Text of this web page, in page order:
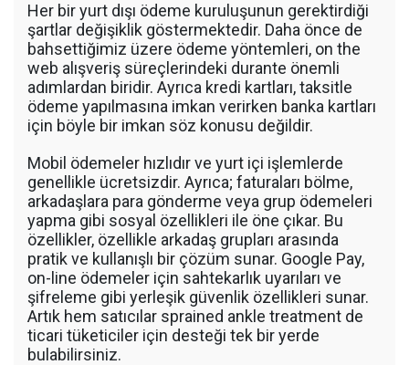
Her bir yurt dışı ödeme kuruluşunun gerektirdiği
şartlar değişiklik göstermektedir. Daha önce de
bahsettiğimiz üzere ödeme yöntemleri, on the
web alışveriş süreçlerindeki durante önemli
adımlardan biridir. Ayrıca kredi kartları, taksitle
ödeme yapılmasına imkan verirken banka kartları
için böyle bir imkan söz konusu değildir.
Mobil ödemeler hızlıdır ve yurt içi işlemlerde
genellikle ücretsizdir. Ayrıca; faturaları bölme,
arkadaşlara para gönderme veya grup ödemeleri
yapma gibi sosyal özellikleri ile öne çıkar. Bu
özellikler, özellikle arkadaş grupları arasında
pratik ve kullanışlı bir çözüm sunar. Google Pay,
on-line ödemeler için sahtekarlık uyarıları ve
şifreleme gibi yerleşik güvenlik özellikleri sunar.
Artık hem satıcılar sprained ankle treatment de
ticari tüketiciler için desteği tek bir yerde
bulabilirsiniz.